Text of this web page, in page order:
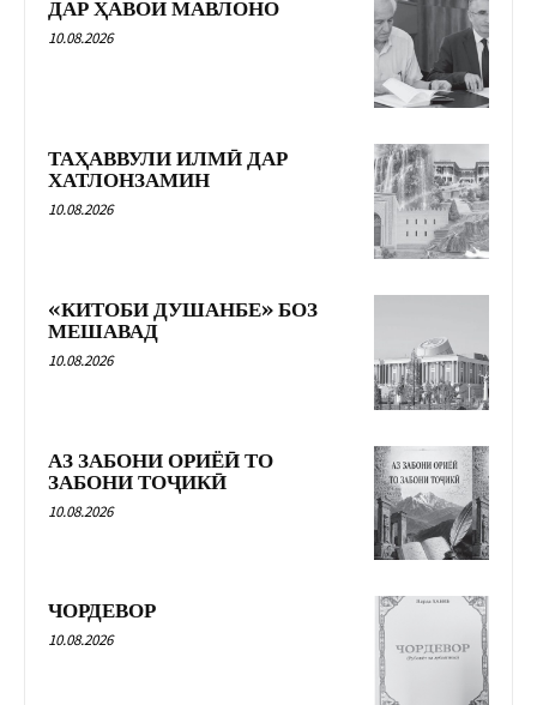
ДАР ҲАВОИ МАВЛОНО
10.08.2026
ТАҲАВВУЛИ ИЛМӢ ДАР
ХАТЛОНЗАМИН
10.08.2026
«КИТОБИ ДУШАНБЕ» БОЗ
МЕШАВАД
10.08.2026
АЗ ЗАБОНИ ОРИЁӢ ТО
ЗАБОНИ ТОҶИКӢ
10.08.2026
ЧОРДЕВОР
10.08.2026